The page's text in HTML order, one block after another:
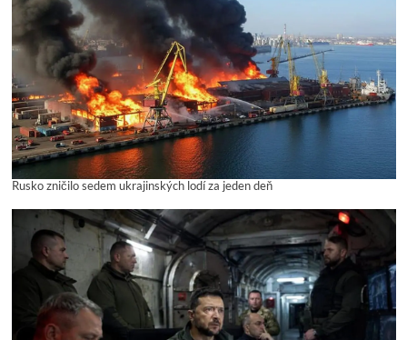
Rusko zničilo sedem ukrajinských lodí za jeden deň